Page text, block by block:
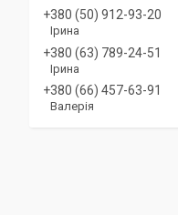
+380 (50) 912-93-20
Ірина
+380 (63) 789-24-51
Ірина
+380 (66) 457-63-91
Валерія